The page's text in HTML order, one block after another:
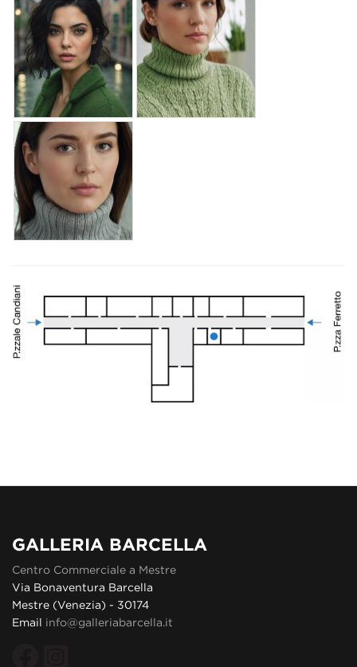
GALLERIA BARCELLA
Centro Commerciale a Mestre
Via Bonaventura Barcella
Mestre (Venezia) - 30174
Email info@galleriabarcella.it